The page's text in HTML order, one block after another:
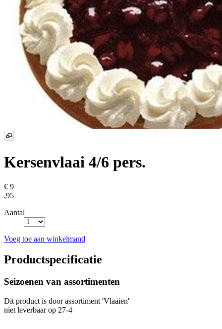
Kersenvlaai 4/6 pers.
€ 9
,95
Aantal
Voeg toe aan winkelmand
Productspecificatie
Seizoenen van assortimenten
Dit product is door assortiment 'Vlaaien'
niet leverbaar op 27-4